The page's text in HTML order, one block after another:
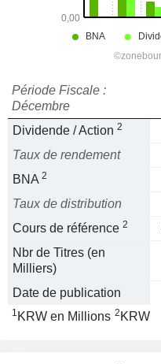
Période Fiscale :
Décembre
Dividende / Action 2
Taux de rendement
BNA 2
Taux de distribution
Cours de référence 2
Nbr de Titres (en
Milliers)
Date de publication
1 KRW en Millions 2 KRW